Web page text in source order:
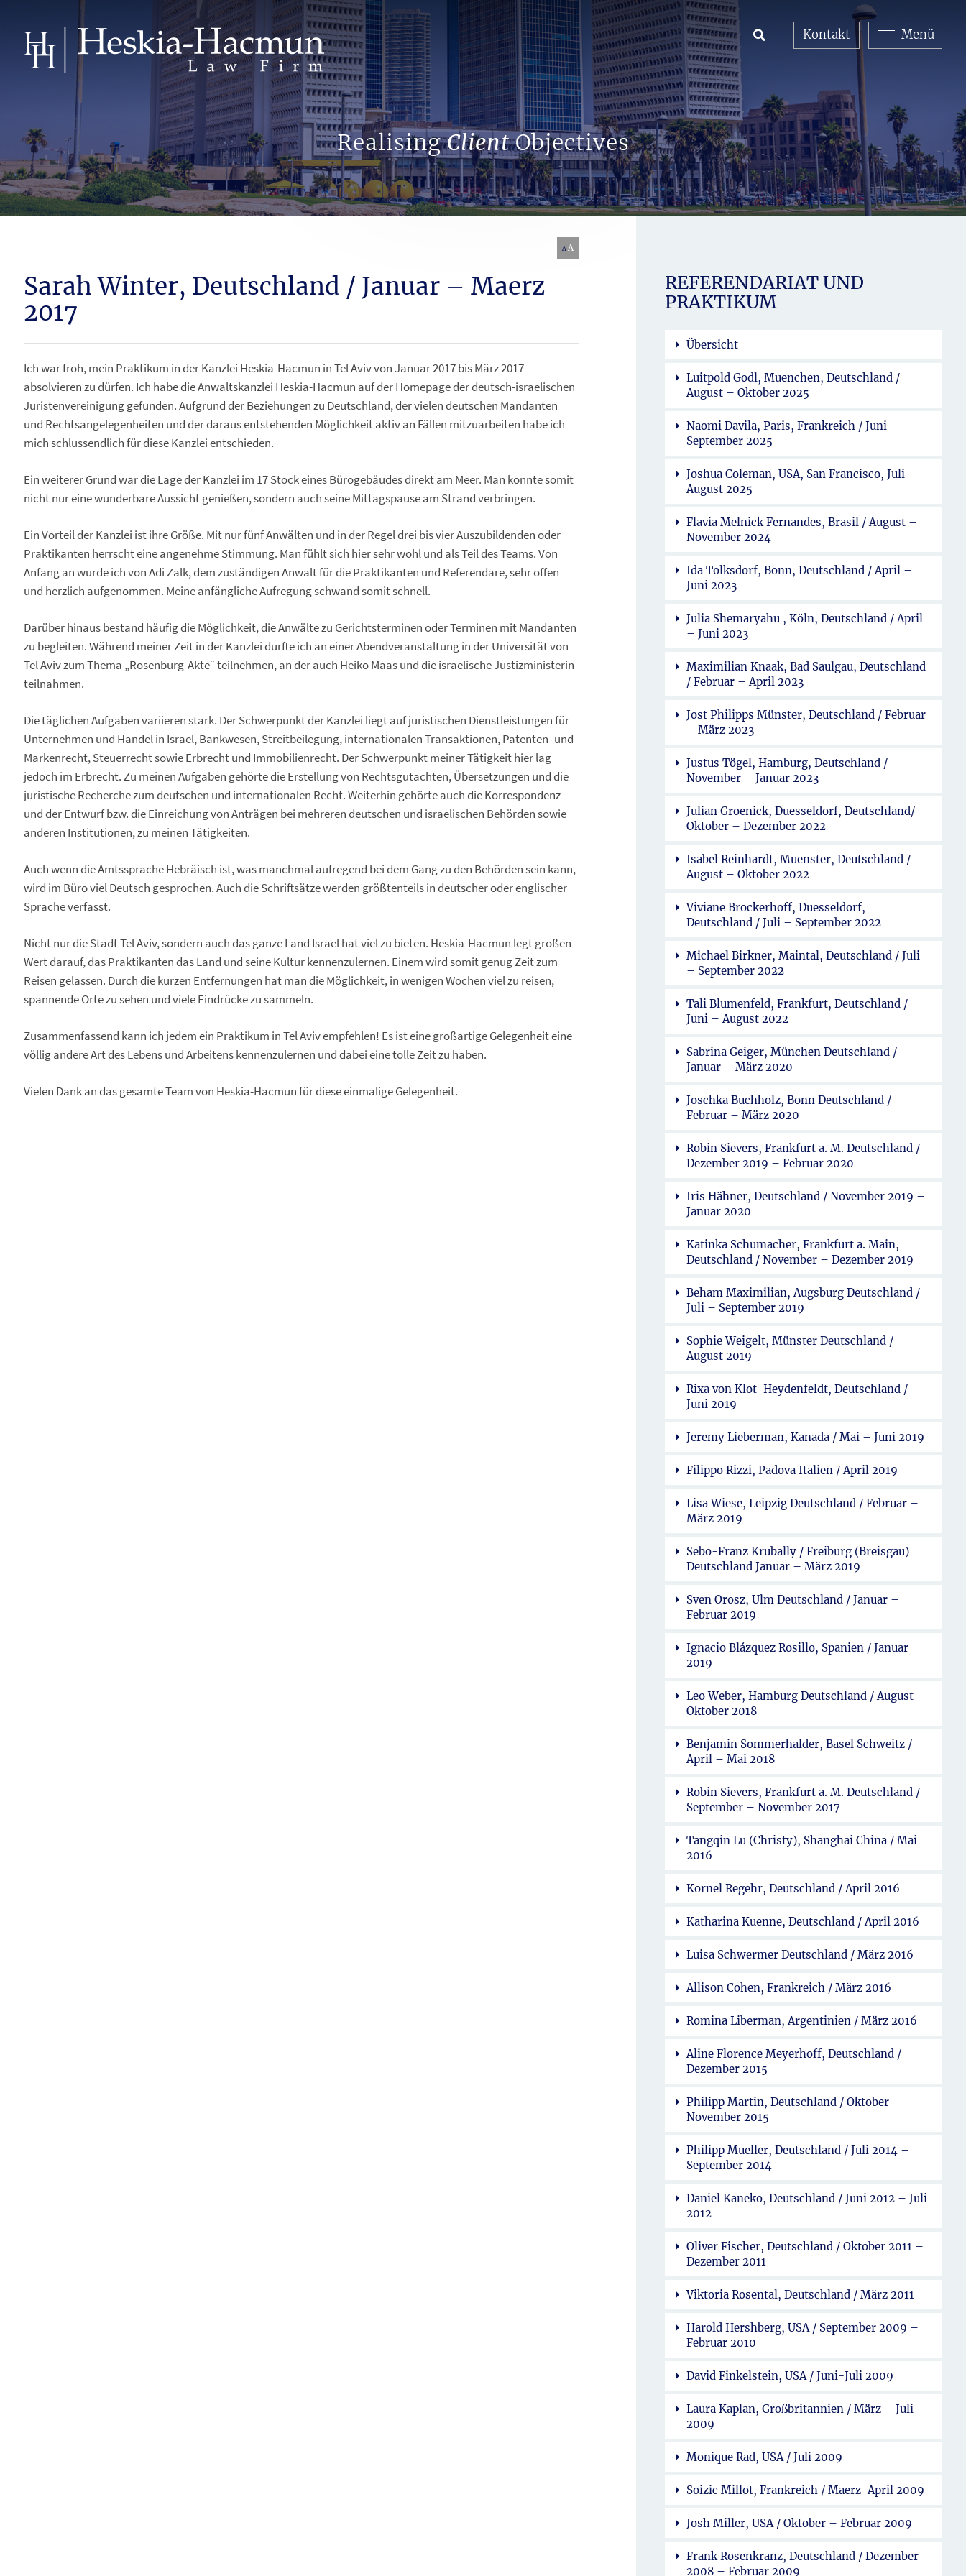
Menü
Kontakt
Open Search
Search Website
RealisingClientObjectives
A A
Sarah Winter, Deutschland / Januar – Maerz
2017
Ich war froh, mein Praktikum in der Kanzlei Heskia-Hacmun in Tel Aviv von Januar 2017 bis März 2017
absolvieren zu dürfen. Ich habe die Anwaltskanzlei Heskia-Hacmun auf der Homepage der deutsch-israelischen
Juristenvereinigung gefunden. Aufgrund der Beziehungen zu Deutschland, der vielen deutschen Mandanten
und Rechtsangelegenheiten und der daraus entstehenden Möglichkeit aktiv an Fällen mitzuarbeiten habe ich
mich schlussendlich für diese Kanzlei entschieden.
Ein weiterer Grund war die Lage der Kanzlei im 17 Stock eines Bürogebäudes direkt am Meer. Man konnte somit
nicht nur eine wunderbare Aussicht genießen, sondern auch seine Mittagspause am Strand verbringen.
Ein Vorteil der Kanzlei ist ihre Größe. Mit nur fünf Anwälten und in der Regel drei bis vier Auszubildenden oder
Praktikanten herrscht eine angenehme Stimmung. Man fühlt sich hier sehr wohl und als Teil des Teams. Von
Anfang an wurde ich von Adi Zalk, dem zuständigen Anwalt für die Praktikanten und Referendare, sehr offen
und herzlich aufgenommen. Meine anfängliche Aufregung schwand somit schnell.
Darüber hinaus bestand häufig die Möglichkeit, die Anwälte zu Gerichtsterminen oder Terminen mit Mandanten
zu begleiten. Während meiner Zeit in der Kanzlei durfte ich an einer Abendveranstaltung in der Universität von
Tel Aviv zum Thema „Rosenburg-Akte“ teilnehmen, an der auch Heiko Maas und die israelische Justizministerin
teilnahmen.
Die täglichen Aufgaben variieren stark. Der Schwerpunkt der Kanzlei liegt auf juristischen Dienstleistungen für
Unternehmen und Handel in Israel, Bankwesen, Streitbeilegung, internationalen Transaktionen, Patenten- und
Markenrecht, Steuerrecht sowie Erbrecht und Immobilienrecht. Der Schwerpunkt meiner Tätigkeit hier lag
jedoch im Erbrecht. Zu meinen Aufgaben gehörte die Erstellung von Rechtsgutachten, Übersetzungen und die
juristische Recherche zum deutschen und internationalen Recht. Weiterhin gehörte auch die Korrespondenz
und der Entwurf bzw. die Einreichung von Anträgen bei mehreren deutschen und israelischen Behörden sowie
anderen Institutionen, zu meinen Tätigkeiten.
Auch wenn die Amtssprache Hebräisch ist, was manchmal aufregend bei dem Gang zu den Behörden sein kann,
wird im Büro viel Deutsch gesprochen. Auch die Schriftsätze werden größtenteils in deutscher oder englischer
Sprache verfasst.
Nicht nur die Stadt Tel Aviv, sondern auch das ganze Land Israel hat viel zu bieten. Heskia-Hacmun legt großen
Wert darauf, das Praktikanten das Land und seine Kultur kennenzulernen. Einem wird somit genug Zeit zum
Reisen gelassen. Durch die kurzen Entfernungen hat man die Möglichkeit, in wenigen Wochen viel zu reisen,
spannende Orte zu sehen und viele Eindrücke zu sammeln.
Zusammenfassend kann ich jedem ein Praktikum in Tel Aviv empfehlen! Es ist eine großartige Gelegenheit eine
völlig andere Art des Lebens und Arbeitens kennenzulernen und dabei eine tolle Zeit zu haben.
Vielen Dank an das gesamte Team von Heskia-Hacmun für diese einmalige Gelegenheit.
REFERENDARIAT UND
PRAKTIKUM
Übersicht
Luitpold Godl, Muenchen, Deutschland /
August – Oktober 2025
Naomi Davila, Paris, Frankreich / Juni –
September 2025
Joshua Coleman, USA, San Francisco, Juli –
August 2025
Flavia Melnick Fernandes, Brasil / August –
November 2024
Ida Tolksdorf, Bonn, Deutschland / April –
Juni 2023
Julia Shemaryahu , Köln, Deutschland / April
– Juni 2023
Maximilian Knaak, Bad Saulgau, Deutschland
/ Februar – April 2023
Jost Philipps Münster, Deutschland / Februar
– März 2023
Justus Tögel, Hamburg, Deutschland /
November – Januar 2023
Julian Groenick, Duesseldorf, Deutschland/
Oktober – Dezember 2022
Isabel Reinhardt, Muenster, Deutschland /
August – Oktober 2022
Viviane Brockerhoff, Duesseldorf,
Deutschland / Juli – September 2022
Michael Birkner, Maintal, Deutschland / Juli
– September 2022
Tali Blumenfeld, Frankfurt, Deutschland /
Juni – August 2022
Sabrina Geiger, München Deutschland /
Januar – März 2020
Joschka Buchholz, Bonn Deutschland /
Februar – März 2020
Robin Sievers, Frankfurt a. M. Deutschland /
Dezember 2019 – Februar 2020
Iris Hähner, Deutschland / November 2019 –
Januar 2020
Katinka Schumacher, Frankfurt a. Main,
Deutschland / November – Dezember 2019
Beham Maximilian, Augsburg Deutschland /
Juli – September 2019
Sophie Weigelt, Münster Deutschland /
August 2019
Rixa von Klot-Heydenfeldt, Deutschland /
Juni 2019
Jeremy Lieberman, Kanada / Mai – Juni 2019
Filippo Rizzi, Padova Italien / April 2019
Lisa Wiese, Leipzig Deutschland / Februar –
März 2019
Sebo-Franz Krubally / Freiburg (Breisgau)
Deutschland Januar – März 2019
Sven Orosz, Ulm Deutschland / Januar –
Februar 2019
Ignacio Blázquez Rosillo, Spanien / Januar
2019
Leo Weber, Hamburg Deutschland / August –
Oktober 2018
Benjamin Sommerhalder, Basel Schweitz /
April – Mai 2018
Robin Sievers, Frankfurt a. M. Deutschland /
September – November 2017
Tangqin Lu (Christy), Shanghai China / Mai
2016
Kornel Regehr, Deutschland / April 2016
Katharina Kuenne, Deutschland / April 2016
Luisa Schwermer Deutschland / März 2016
Allison Cohen, Frankreich / März 2016
Romina Liberman, Argentinien / März 2016
Aline Florence Meyerhoff, Deutschland /
Dezember 2015
Philipp Martin, Deutschland / Oktober –
November 2015
Philipp Mueller, Deutschland / Juli 2014 –
September 2014
Daniel Kaneko, Deutschland / Juni 2012 – Juli
2012
Oliver Fischer, Deutschland / Oktober 2011 –
Dezember 2011
Viktoria Rosental, Deutschland / März 2011
Harold Hershberg, USA / September 2009 –
Februar 2010
David Finkelstein, USA / Juni-Juli 2009
Laura Kaplan, Großbritannien / März – Juli
2009
Monique Rad, USA / Juli 2009
Soizic Millot, Frankreich / Maerz-April 2009
Josh Miller, USA / Oktober – Februar 2009
Frank Rosenkranz, Deutschland / Dezember
2008 – Februar 2009